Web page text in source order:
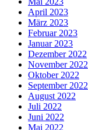
April 2023
März 2023
Februar 2023
Januar 2023
Dezember 2022
November 2022
Oktober 2022
September 2022
August 2022
Juli 2022
Juni 2022
Mai 2022